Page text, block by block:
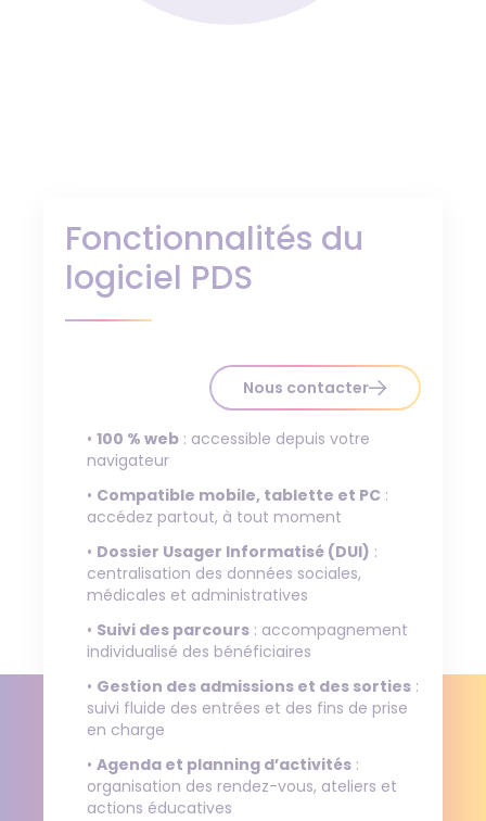
Fonctionnalités du
logiciel PDS
Nous contacter
• 100 % web : accessible depuis votre
navigateur
• Compatible mobile, tablette et PC :
accédez partout, à tout moment
• Dossier Usager Informatisé (DUI) :
centralisation des données sociales,
médicales et administratives
• Suivi des parcours : accompagnement
individualisé des bénéficiaires
• Gestion des admissions et des sorties :
suivi fluide des entrées et des fins de prise
en charge
• Agenda et planning d’activités :
organisation des rendez-vous, ateliers et
actions éducatives